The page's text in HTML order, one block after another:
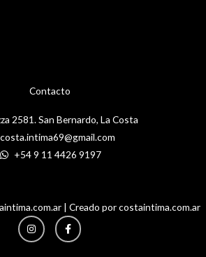
Contacto
2581. San Bernardo, La Costa
costa.intima69@gmail.com
+54 9 11 4426 9197
| Creado por costaintima.com.ar
InstagramFacebook-
f